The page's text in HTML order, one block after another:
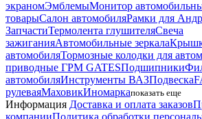
экраномЭмблемыМонитор
товарыСалон автомобиляРамки для
ЗапчастиТермолента глушителяСвеча
зажиганияАвтомобильные зеркала
автомобиляТормозные колодки для
приводные ГРМ GATESПодшипники
автомобиляИнструменты ВАЗПодвеска
рулеваяМаховикИномаркапоказать еще
Информация Доставка и оплата заказов
компанииПолитика обработки